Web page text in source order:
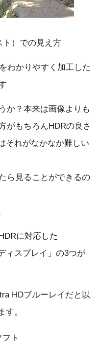
ト）での見え方
わかりやすく加工した
か？本来は画像よりも
がもちろんHDRの良さ
それがなかなか難しい
ら見ることができるの
に対応した
ィスプレイ」の3つが
HDブルーレイだと以
。
ト